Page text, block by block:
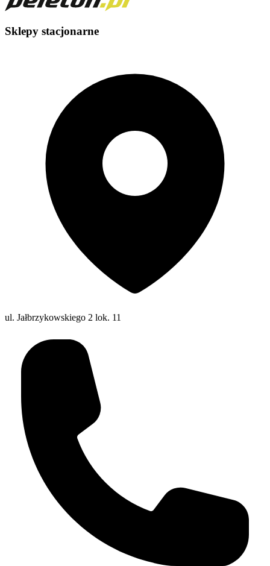
Sklepy stacjonarne
ul. Jałbrzykowskiego 2 lok. 11